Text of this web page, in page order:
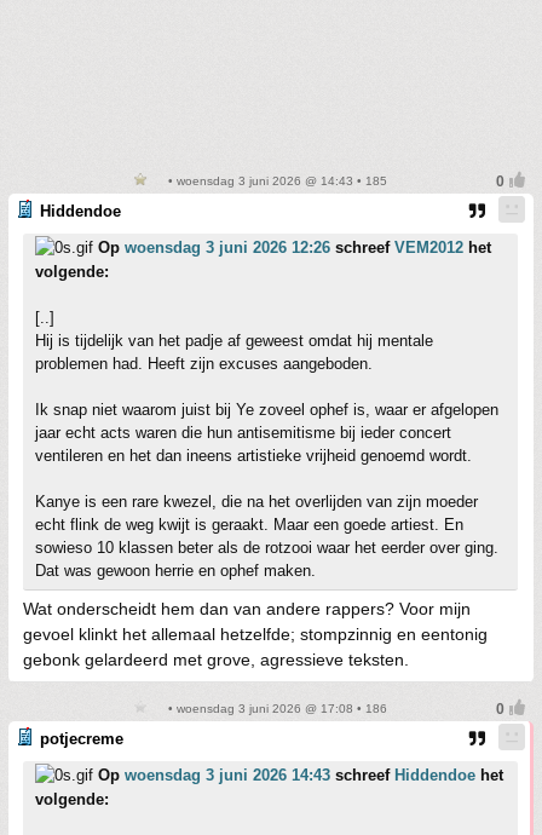
• woensdag 3 juni 2026 @ 14:43 • 185
Hiddendoe
Op woensdag 3 juni 2026 12:26 schreef VEM2012 het
volgende:
[..]
Hij is tijdelijk van het padje af geweest omdat hij mentale
problemen had. Heeft zijn excuses aangeboden.
Ik snap niet waarom juist bij Ye zoveel ophef is, waar er afgelopen
jaar echt acts waren die hun antisemitisme bij ieder concert
ventileren en het dan ineens artistieke vrijheid genoemd wordt.
Kanye is een rare kwezel, die na het overlijden van zijn moeder
echt flink de weg kwijt is geraakt. Maar een goede artiest. En
sowieso 10 klassen beter als de rotzooi waar het eerder over ging.
Dat was gewoon herrie en ophef maken.
Wat onderscheidt hem dan van andere rappers? Voor mijn
gevoel klinkt het allemaal hetzelfde; stompzinnig en eentonig
gebonk gelardeerd met grove, agressieve teksten.
• woensdag 3 juni 2026 @ 17:08 • 186
potjecreme
Op woensdag 3 juni 2026 14:43 schreef Hiddendoe het
volgende: